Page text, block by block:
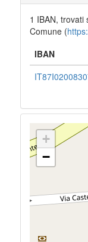
1 IBAN, trovati
Comune (
IBAN
+
−